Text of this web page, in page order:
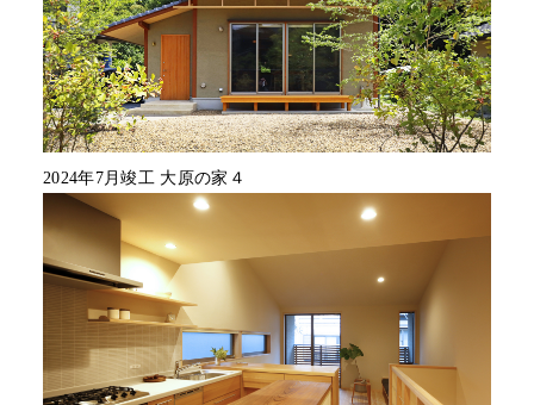
2024年7月竣工 大原の家４